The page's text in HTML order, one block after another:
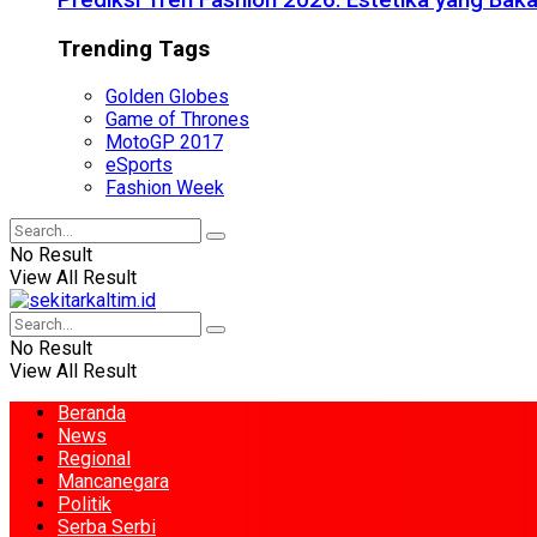
Trending Tags
Golden Globes
Game of Thrones
MotoGP 2017
eSports
Fashion Week
No Result
View All Result
No Result
View All Result
Beranda
News
Regional
Mancanegara
Politik
Serba Serbi